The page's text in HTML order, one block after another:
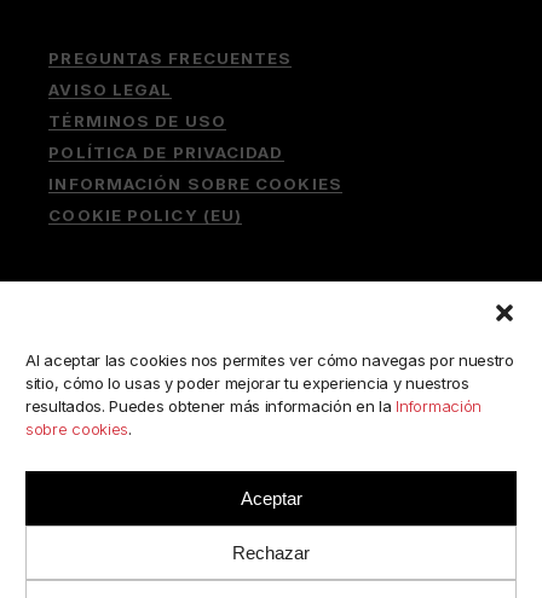
Al aceptar las cookies nos permites ver cómo navegas por nuestro
sitio, cómo lo usas y poder mejorar tu experiencia y nuestros
resultados. Puedes obtener más información en la Información
sobre cookies.
Aceptar
Rechazar
PREGUNTAS FRECUENTES
AVISO LEGAL
TÉRMINOS DE USO
POLÍTICA DE PRIVACIDAD
INFORMACIÓN SOBRE COOKIES
COOKIE POLICY (EU)
Buscar: